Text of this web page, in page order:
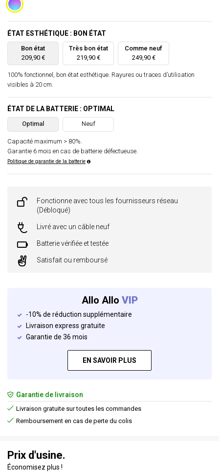
ÉTAT ESTHÉTIQUE : BON ÉTAT
Bon état
209,90 €
Très bon état
219,90 €
Comme neuf
249,90 €
100% fonctionnel, bon état esthétique. Rayures ou traces d’utilisation
visibles à 20 cm.
ÉTAT DE LA BATTERIE : OPTIMAL
Optimal Neuf
Capacité maximum > 80%.
Garantie 6 mois en cas de batterie défectueuse.
Politique de garantie de la batterie
Fonctionne avec tous les fournisseurs réseau
(Débloqué)
Livré avec un câble neuf
Batterie vérifiée et testée
Satisfait ou remboursé
Allo Allo VIP
-10% de réduction supplémentaire
Livraison express gratuite
Garantie de 36 mois
EN SAVOIR PLUS
Garantie de livraison
Livraison gratuite sur toutes les commandes
Remboursement en cas de perte du colis
Prix d'usine.
Économisez plus !